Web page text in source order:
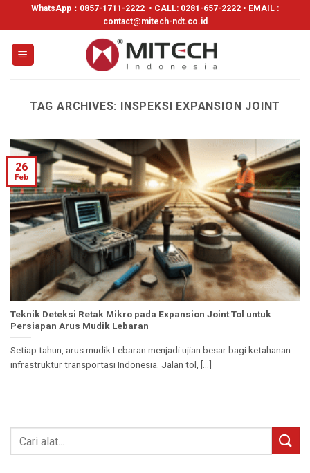
WhatsApp： 0857-1711-2222 • CALL: 0281-657-2222 • EMAIL :
contact@mitech-ndt.co.id
TAG ARCHIVES: INSPEKSI EXPANSION JOINT
Teknik Deteksi Retak Mikro pada Expansion Joint Tol untuk
Persiapan Arus Mudik Lebaran
Setiap tahun, arus mudik Lebaran menjadi ujian besar bagi ketahanan
infrastruktur transportasi Indonesia. Jalan tol, [...]
26
Feb